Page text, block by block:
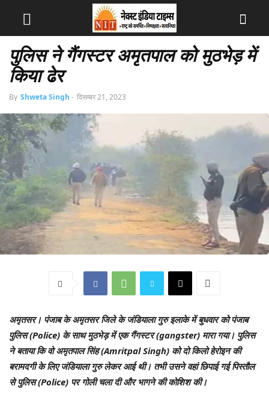
पुलिस ने गैंगस्टर अमृतपाल को मुठभेड़ में
किया ढेर
By Shweta Singh - दिसम्बर 21, 2023
अमृतसर। पंजाब के अमृतसर जिले के जंडियाला गुरु इलाके में बुधवार को पंजाब
पुलिस (Police) के साथ मुठभेड़ में एक गैंगस्टर (gangster) मारा गया। पुलिस
ने बताया कि वो अमृतपाल सिंह (Amritpal Singh) को दो किलो हेरोइन की
बरामदगी के लिए जंडियाला गुरु लेकर आई थी। तभी उसने वहां छिपाई गई पिस्तौल
से पुलिस (Police) पर गोली चला दी और भागने की कोशिश की।